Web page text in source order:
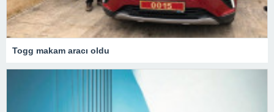
Togg makam aracı oldu